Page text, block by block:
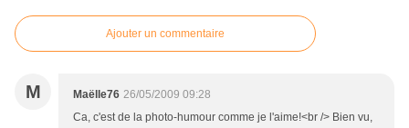
Ajouter un commentaire
M Maëlle76 26/05/2009 09:28
Ca, c'est de la photo-humour comme je l'aime!<br /> Bien vu,